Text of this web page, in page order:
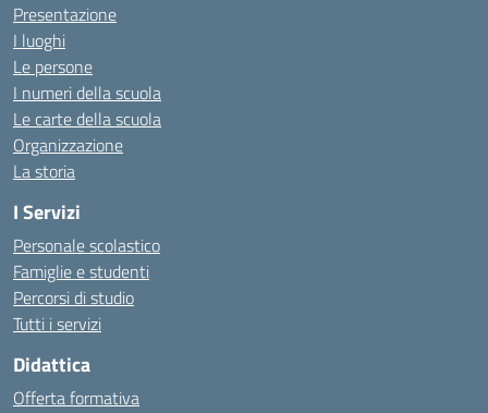
Presentazione
I luoghi
Le persone
I numeri della scuola
Le carte della scuola
Organizzazione
La storia
I Servizi
Personale scolastico
Famiglie e studenti
Percorsi di studio
Tutti i servizi
Didattica
Offerta formativa